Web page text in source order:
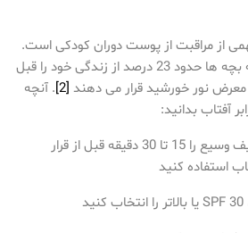
از مراقبت از پوست دوران کودکی است.
مطالعات نشان می دهد که بچه ها حدود 23 درصد از زندگی خود را قبل
[2]
. آنچه
آفتاب بدانید:
کرم ضد آفتاب با طیف وسیع را 15 تا 30 دقیقه قبل از قرار
استفاده کنید